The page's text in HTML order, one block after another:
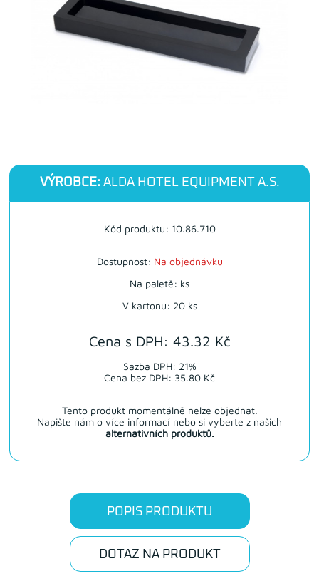
VÝROBCE: ALDA HOTEL EQUIPMENT A.S.
Cena s DPH: 43.32 Kč
Sazba DPH: 21%
Cena bez DPH: 35.80 Kč
Kód produktu: 10.86.710
Dostupnost: Na objednávku
Na paletě: ks
V kartonu: 20 ks
Tento produkt momentálně nelze objednat.
Napište nám o více informací nebo si vyberte z našich
alternativních produktů.
POPIS PRODUKTU
DOTAZ NA PRODUKT